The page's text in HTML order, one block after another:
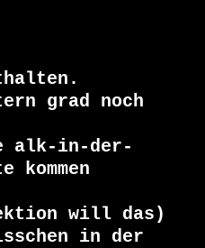
grad noch
alk-in-der-
will das)
in der